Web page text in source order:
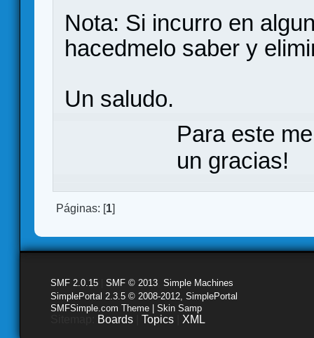
Nota: Si incurro en
hacedmelo saber y
Un saludo.
Para este
un gracias!
Páginas: [1]
SMF 2.0.15 SMF © 2013 Simple Machines
SimplePortal 2.3.5 © 2008-2012, SimplePortal
SMFSimple.com Theme | Skin Samp
Boards Topics XML